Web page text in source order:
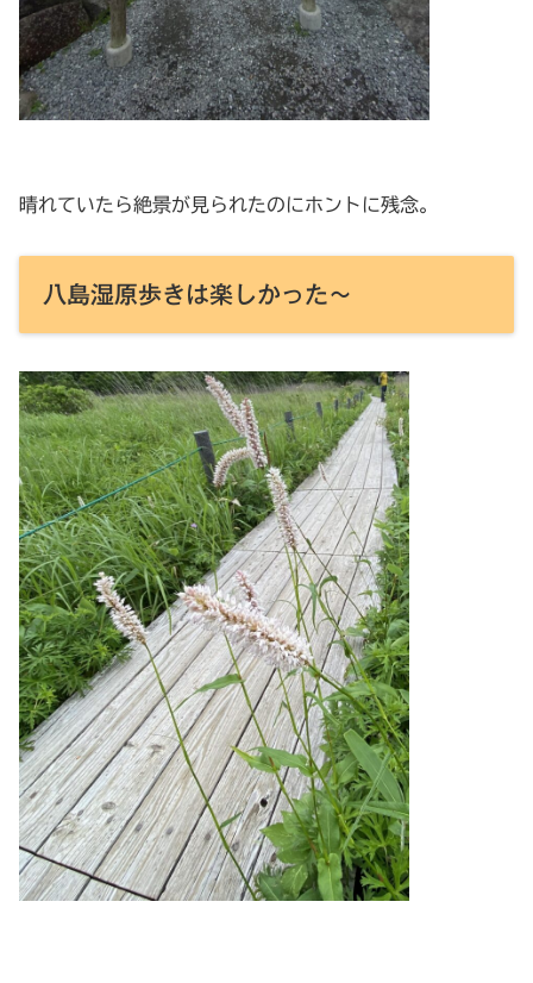
晴れていたら絶景が見られたのにホントに残念。
八島湿原歩きは楽しかった〜